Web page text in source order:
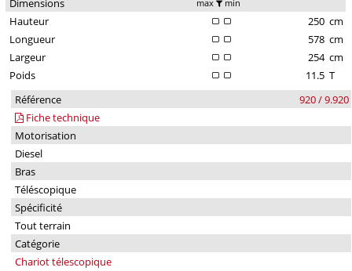
Dimensions
max min
Hauteur 250 cm
Longueur
578 cm
Largeur
254 cm
Poids
11.5 T
Référence
920 / 9.920
Fiche technique
Motorisation
Diesel
Bras
Téléscopique
Spécificité
Tout terrain
Catégorie
Chariot télescopique